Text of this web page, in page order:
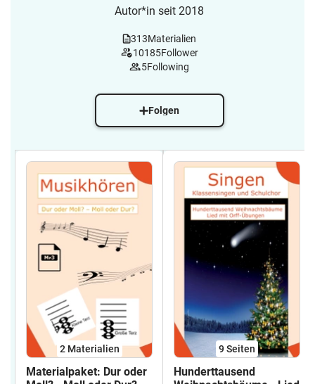
Autor*in seit 2018
313Materialien
10185Follower
5Following
Folgen
2 Materialien
Materialpaket: Dur oder
9Seiten
Hunderttausend